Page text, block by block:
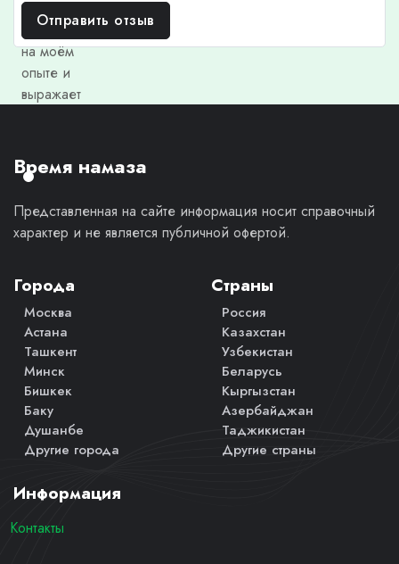
отзыв
основан
на моём
опыте и
выражает
мнение.
Отправить отзыв
Время намаза
Представленная на сайте информация носит справочный
характер и не является публичной офертой.
Города
Москва
Астана
Ташкент
Минск
Бишкек
Баку
Душанбе
Другие города
Страны
Россия
Казахстан
Узбекистан
Беларусь
Кыргызстан
Азербайджан
Таджикистан
Другие страны
Информация
Контакты